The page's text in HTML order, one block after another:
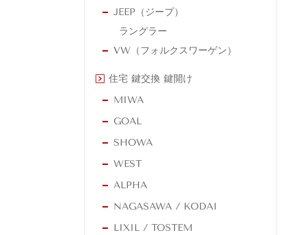
JEEP（ジープ）
ラングラー
VW（フォルクスワーゲン）
住宅 鍵交換 鍵開け
MIWA
GOAL
SHOWA
WEST
ALPHA
NAGASAWA / KODAI
LIXIL / TOSTEM